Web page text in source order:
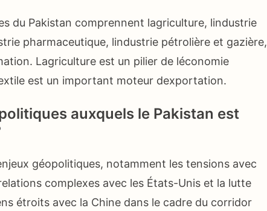
du Pakistan comprennent lagriculture, lindustrie
pharmaceutique, lindustrie pétrolière et gazière,
Lagriculture est un pilier de léconomie
est un important moteur dexportation.
auxquels le Pakistan est
géopolitiques, notamment les tensions avec
complexes avec les États-Unis et la lutte
étroits avec la Chine dans le cadre du corridor